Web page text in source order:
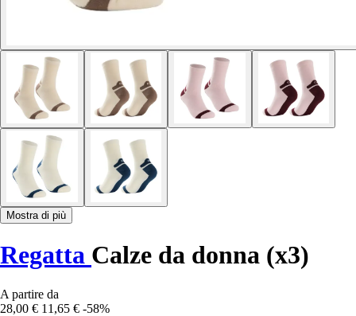
Mostra di più
Regatta Calze da donna (x3)
A partire da
28,00 € 11,65 € -58%